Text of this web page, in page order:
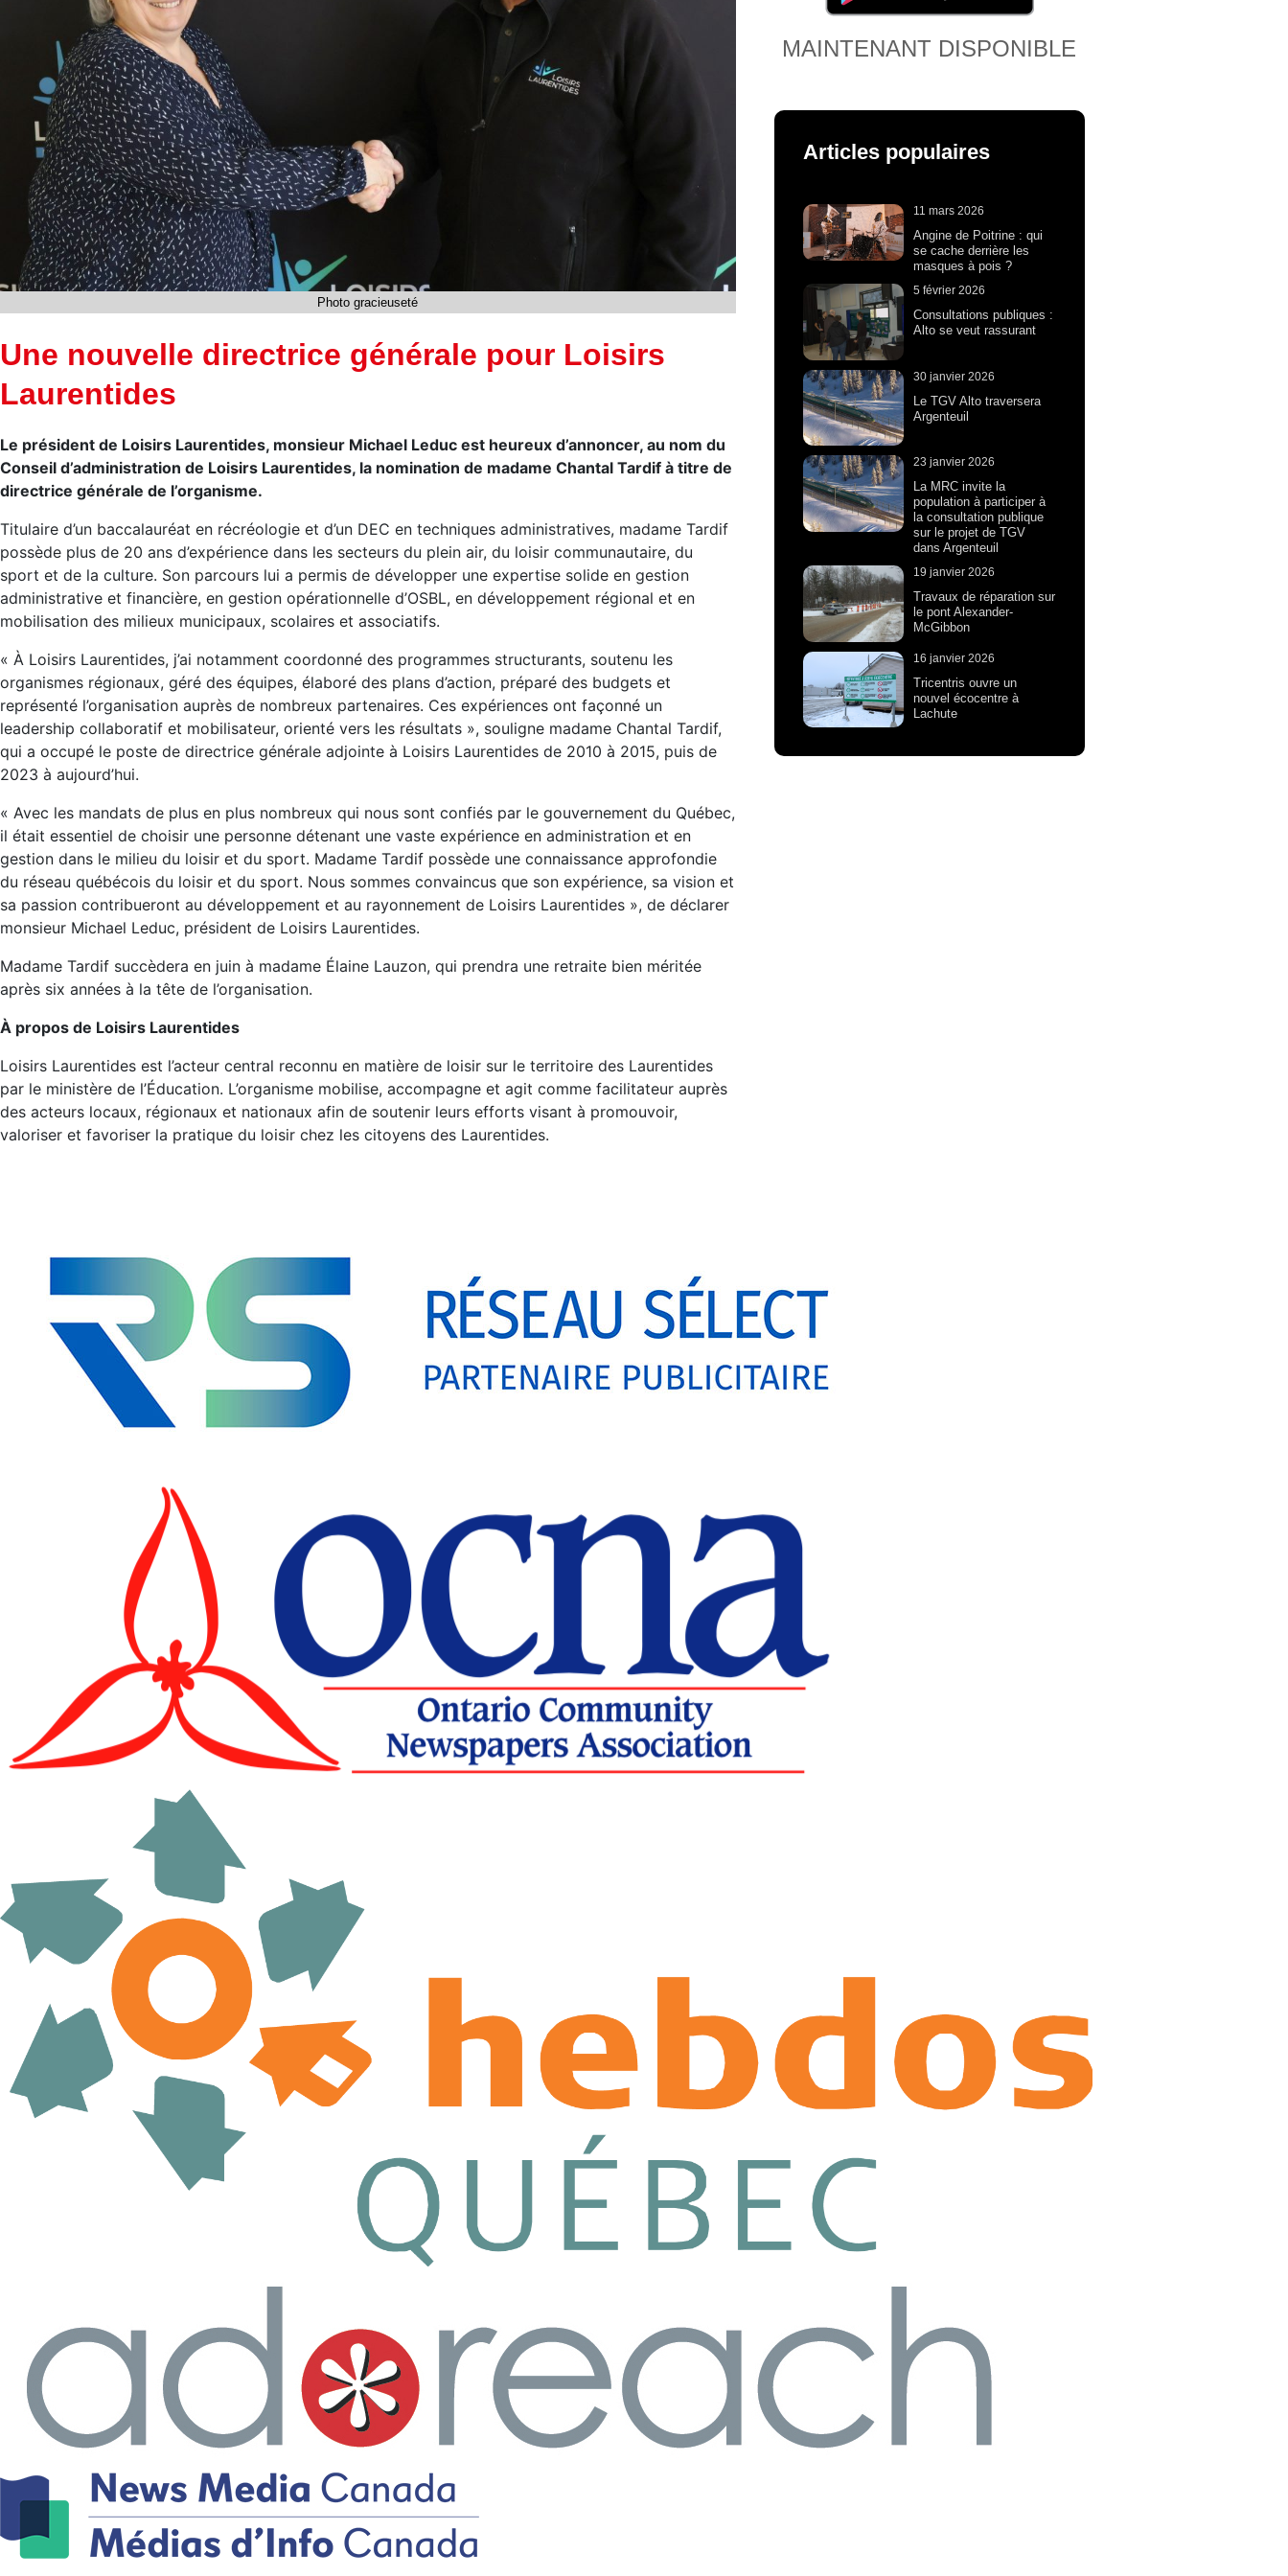
Photo gracieuseté
Une nouvelle directrice générale pour Loisirs
Laurentides
Le président de Loisirs Laurentides, monsieur Michael Leduc est heureux d’annoncer, au nom du
Conseil d’administration de Loisirs Laurentides, la nomination de madame Chantal Tardif à titre de
directrice générale de l’organisme.
Titulaire d’un baccalauréat en récréologie et d’un DEC en techniques administratives, madame Tardif
possède plus de 20 ans d’expérience dans les secteurs du plein air, du loisir communautaire, du
sport et de la culture. Son parcours lui a permis de développer une expertise solide en gestion
administrative et financière, en gestion opérationnelle d’OSBL, en développement régional et en
mobilisation des milieux municipaux, scolaires et associatifs.
« À Loisirs Laurentides, j’ai notamment coordonné des programmes structurants, soutenu les
organismes régionaux, géré des équipes, élaboré des plans d’action, préparé des budgets et
représenté l’organisation auprès de nombreux partenaires. Ces expériences ont façonné un
leadership collaboratif et mobilisateur, orienté vers les résultats », souligne madame Chantal Tardif,
qui a occupé le poste de directrice générale adjointe à Loisirs Laurentides de 2010 à 2015, puis de
2023 à aujourd’hui.
« Avec les mandats de plus en plus nombreux qui nous sont confiés par le gouvernement du Québec,
il était essentiel de choisir une personne détenant une vaste expérience en administration et en
gestion dans le milieu du loisir et du sport. Madame Tardif possède une connaissance approfondie
du réseau québécois du loisir et du sport. Nous sommes convaincus que son expérience, sa vision et
sa passion contribueront au développement et au rayonnement de Loisirs Laurentides », de déclarer
monsieur Michael Leduc, président de Loisirs Laurentides.
Madame Tardif succèdera en juin à madame Élaine Lauzon, qui prendra une retraite bien méritée
après six années à la tête de l’organisation.
À propos de Loisirs Laurentides
Loisirs Laurentides est l’acteur central reconnu en matière de loisir sur le territoire des Laurentides
par le ministère de l’Éducation. L’organisme mobilise, accompagne et agit comme facilitateur auprès
des acteurs locaux, régionaux et nationaux afin de soutenir leurs efforts visant à promouvoir,
valoriser et favoriser la pratique du loisir chez les citoyens des Laurentides.
MAINTENANT DISPONIBLE
Articles populaires
11 mars 2026
Angine de Poitrine : qui
se cache derrière les
masques à pois ?
5 février 2026
Consultations publiques :
Alto se veut rassurant
30 janvier 2026
Le TGV Alto traversera
Argenteuil
23 janvier 2026
La MRC invite la
population à participer à
la consultation publique
sur le projet de TGV
dans Argenteuil
19 janvier 2026
Travaux de réparation sur
le pont Alexander-
McGibbon
16 janvier 2026
Tricentris ouvre un
nouvel écocentre à
Lachute